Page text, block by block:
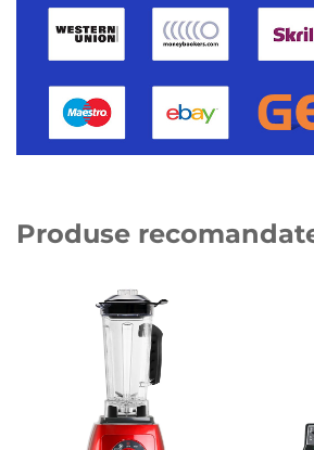
Produse